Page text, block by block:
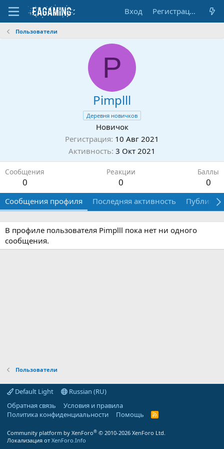
Вход Регистрация
Пользователи
P
Pimplll
Деревня новичков
Новичок
Регистрация 10 Авг 2021
Активность 3 Окт 2021
Сообщения
0
Реакции
0
Баллы
0
Сообщения профиля Последняя активность
В профиле пользователя Pimplll пока нет ни одного
сообщения.
Пользователи
Default Light
Russian (RU)
Обратная связь
Условия и правила
Политика конфиденциальности
Помощь
R
Community platform by XenForo® © 2010-2026 XenForo Ltd.
Локализация от XenForo.Info